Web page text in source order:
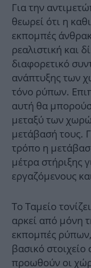
Για την
θεωρεί ότι η
εκπομπές
ρεαλιστική και
διαφορετικό
ανάπτυξης των
τόνο ρύπων.
αυτή θα
μεταξύ των
μετάβασή τους.
τρόπο η
μέτρα στήριξης
εργαζόμενους
Το Ταμείο
αρκεί από μόνη
εκπομπές
βασικό
προωθούν οι